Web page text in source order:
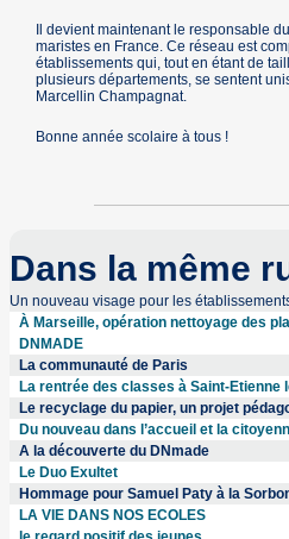
Il devient maintenant le responsable
maristes en France. Ce réseau est
établissements qui, tout en étant de
plusieurs départements, se sentent
Marcellin Champagnat.
Bonne année scolaire à tous !
Dans la même
Un nouveau visage pour les
À Marseille, opération nettoyage des
DNMADE
La communauté de Paris
La rentrée des classes à Saint-Etienne
Le recyclage du papier, un projet
Du nouveau dans l’accueil et la
A la découverte du DNmade
Le Duo Exultet
Hommage pour Samuel Paty à la
LA VIE DANS NOS ECOLES